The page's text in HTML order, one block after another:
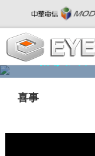
精彩影音
喜事